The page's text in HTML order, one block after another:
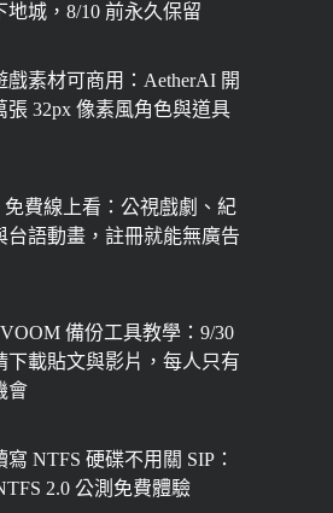
地城，8/10 前永久保留
戲素材可商用：AetherAI 開
張 32px 像素風角色與道具
免費線上看：公視戲劇、紀
台語動畫，註冊就能無廣告
備份工具教學：9/30
下載貼文與影片，每人只有
會
寫 NTFS 硬碟不用關 SIP：
2.0 公測免費體驗